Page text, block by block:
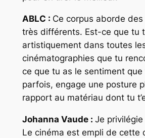
ABLC : Ce corpus aborde
très différents. Est-ce que tu
artistiquement dans toutes
cinématographies que tu
ce que tu as le sentiment
parfois, engage une posture
rapport au matériau dont tu
Johanna Vaude : Je
Le cinéma est empli de cette